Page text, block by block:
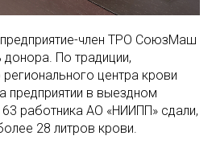
член ТРО СоюзМаш
По традиции,
центра крови
предприятии в выездном
работника АО «НИИПП» сдали,
28 литров крови.